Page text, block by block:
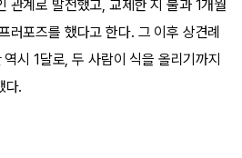
관계로 발전했고, 교제한 지 불과 1개월
러포즈를 했다고 한다. 그 이후 상견례
시 1달로, 두 사람이 식을 올리기까지
다.